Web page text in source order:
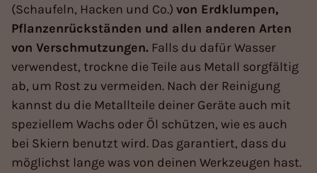
(Schaufeln, Hacken und Co.) von Erdklumpen,
Pflanzenrückständen und allen anderen Arten
von Verschmutzungen. Falls du dafür Wasser
verwendest, trockne die Teile aus Metall sorgfältig
ab, um Rost zu vermeiden. Nach der Reinigung
kannst du die Metallteile deiner Geräte auch mit
speziellem Wachs oder Öl schützen, wie es auch
bei Skiern benutzt wird. Das garantiert, dass du
möglichst lange was von deinen Werkzeugen hast.